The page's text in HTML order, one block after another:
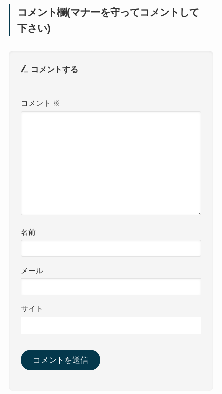
コメント欄(マナーを守ってコメントして
下さい)
コメントする
コメント ※
名前
メール
サイト